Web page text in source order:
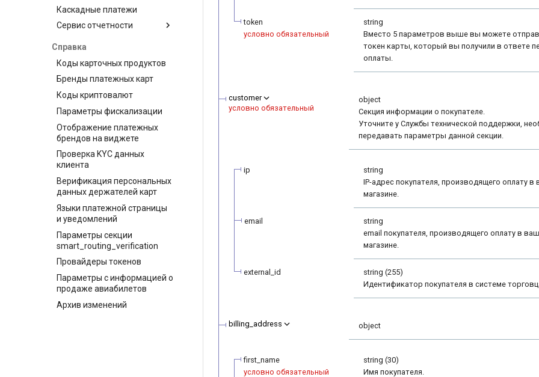
Каскадные платежи
Сервис отчетности
отчетов
Справка
Коды карточных продуктов
Бренды платежных карт
Коды криптовалют
Параметры фискализации
Отображение платежных
брендов на виджете
Проверка KYC данных
клиента
Верификация персональных
данных держателей карт
Языки платежной страницы
и уведомлений
Параметры секции
smart_routing_verification
Провайдеры токенов
Параметры с информацией о
продаже авиабилетов
Архив изменений
token
условно обязательный
string
Вместо 5 параметров выше вы можете
токен карты, который вы получили в ответе
оплаты.
customer
условно обязательный
object
Секция информации о покупателе.
Уточните у Службы технической поддержки,
передавать параметры данной секции.
ip
string
IP-адрес покупателя, производящего оплату в
магазине.
email
string
email покупателя, производящего оплату в
магазине.
external_id
string (255)
Идентификатор покупателя в системе
billing_address object
first_name
условно обязательный
string (30)
Имя покупателя.